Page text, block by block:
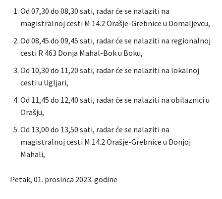
Od 07,30 do 08,30 sati, radar će se nalaziti na
magistralnoj cesti M 14.2 Orašje-Grebnice u Domaljevcu,
Od 08,45 do 09,45 sati, radar će se nalaziti na regionalnoj
cesti R 463 Donja Mahal-Bok u Boku,
Od 10,30 do 11,20 sati, radar će se nalaziti na lokalnoj
cesti u Ugljari,
Od 11,45 do 12,40 sati, radar će se nalaziti na obilaznici u
Orašju,
Od 13,00 do 13,50 sati, radar će se nalaziti na
magistralnoj cesti M 14.2 Orašje-Grebnice u Donjoj
Mahali,
Petak, 01. prosinca 2023. godine